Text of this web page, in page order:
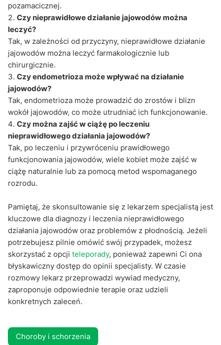
pozamacicznej.
Czy nieprawidłowe działanie jajowodów można
leczyć?
Tak, w zależności od przyczyny, nieprawidłowe działanie
jajowodów można leczyć farmakologicznie lub
chirurgicznie.
Czy endometrioza może wpływać na działanie
jajowodów?
Tak, endometrioza może prowadzić do zrostów i blizn
wokół jajowodów, co może utrudniać ich funkcjonowanie.
Czy można zajść w ciążę po leczeniu
nieprawidłowego działania jajowodów?
Tak, po leczeniu i przywróceniu prawidłowego
funkcjonowania jajowodów, wiele kobiet może zajść w
ciążę naturalnie lub za pomocą metod wspomaganego
rozrodu.
Pamiętaj, że skonsultowanie się z lekarzem specjalistą jest
kluczowe dla diagnozy i leczenia nieprawidłowego
działania jajowodów oraz problemów z płodnością. Jeżeli
potrzebujesz pilnie omówić swój przypadek, możesz
skorzystać z opcji teleporady, ponieważ zapewni Ci ona
błyskawiczny dostęp do opinii specjalisty. W czasie
rozmowy lekarz przeprowadzi wywiad medyczny,
zaproponuje odpowiednie terapie oraz udzieli
konkretnych zaleceń.
Choroby i schorzenia